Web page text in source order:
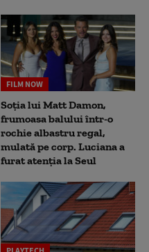
FILM NOW
Soția lui Matt Damon,
frumoasa balului într-o
rochie albastru regal,
mulată pe corp. Luciana a
furat atenția la Seul